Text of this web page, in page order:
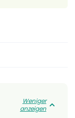
Weniger
anzeigen